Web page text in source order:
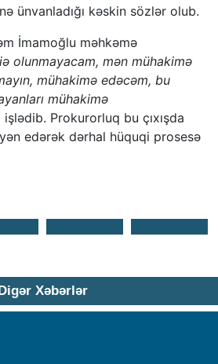
ünvanladığı kəskin sözlər olub.
İmamoğlu məhkəmə
olunmayacam, mən mühakimə
mühakimə edəcəm, bu
mühakimə
Prokurorluq bu çıxışda
edərək dərhal hüquqi prosesə
Digər Xəbərlər